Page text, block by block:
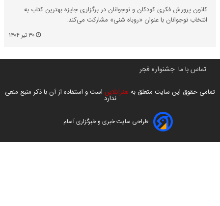
کانون پرورش فکری کودکان و نوجوانان در برگزاری جایزه بهترین کتاب به
انتخاب نوجوانان با عنوان «روباه شنی» مشارکت می‌کند.
تماس با ما جشنواره فجر
تمامی حقوق این سایت متعلق به هنرآنلاین است و استفاده از آن با ذکر منبع منعی
ندارد
طراحی سایت خبری و خبرگزاری آسام